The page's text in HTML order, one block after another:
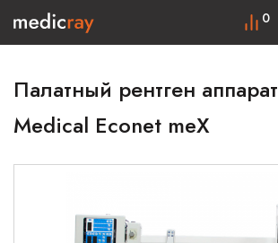
0
Палатный рентген аппарат
Medical Econet meX